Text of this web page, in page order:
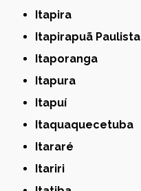
Itapira
Itapirapuã Paulista
Itaporanga
Itapura
Itapuí
Itaquaquecetuba
Itararé
Itariri